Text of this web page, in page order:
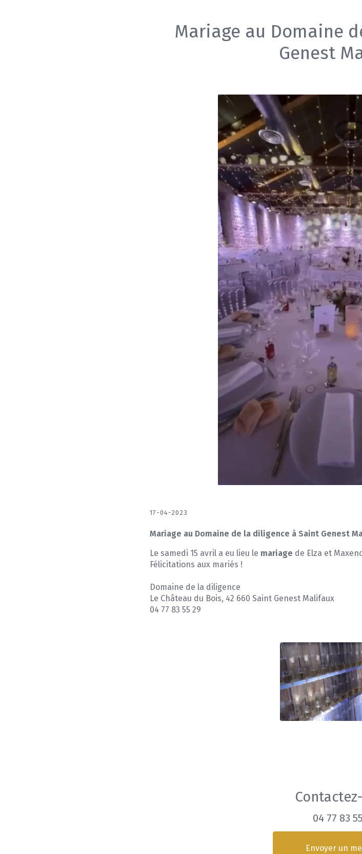
Mariage au Domaine
Genest
17-04-2023
Mariage au Domaine de la diligence à Saint Genest
Le samedi 15 avril a eu lieu le mariage de Elza et
Félicitations aux mariés !
Domaine de la diligence
Le Château du Bois, 42 660 Saint Genest Malifaux
04 77 83 55 29
04 77 83
Envoyer un